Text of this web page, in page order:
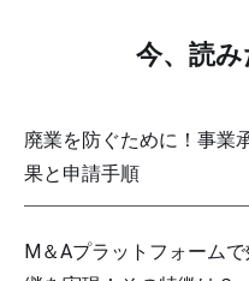
今、読
廃業を防ぐために！事業
果と申請手順
M＆Aプラットフォーム